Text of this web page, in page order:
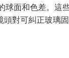
球面和色差。這
對可糾正玻璃